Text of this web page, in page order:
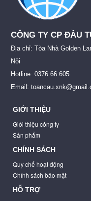
CÔNG TY CP ĐẦU
Địa chỉ: Tòa Nhà Golden
Nội
Hotline: 0376.66.605
Email:
GIỚI THIỆU
Giới thiệu công ty
Sản phẩm
CHÍNH SÁCH
Quy chế hoạt động
Chính sách bảo mật
HỖ TRỢ